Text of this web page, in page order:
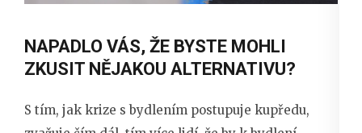
NAPADLO VÁS, ŽE BYSTE MOHLI
ZKUSIT NĚJAKOU ALTERNATIVU?
S tím, jak krize s bydlením postupuje kupředu,